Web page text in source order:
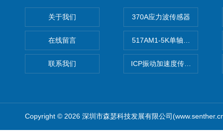
关于我们
在线留言
联系我们
370A应力波传感器
517AM1-5K单轴冲击IEPE加
ICP振动加速度传感器
Copyright © 2026 深圳市森瑟科技发展有限公司